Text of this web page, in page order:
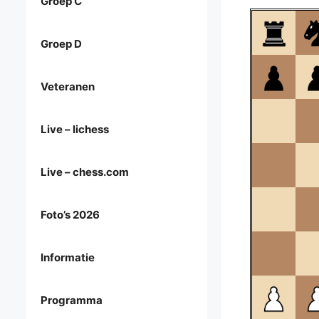
Groep D
Veteranen
Live – lichess
Live – chess.com
Foto’s 2026
Informatie
Programma